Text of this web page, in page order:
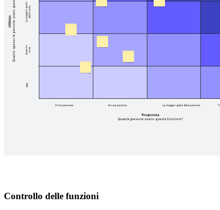
Controllo delle funzioni